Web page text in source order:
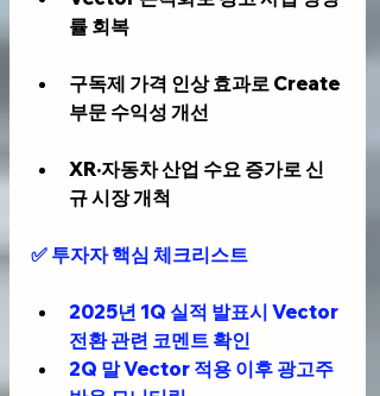
률 회복
구독제 가격 인상 효과로 Create
부문 수익성 개선
XR·자동차 산업 수요 증가로 신
규 시장 개척
✅ 투자자 핵심 체크리스트
2025년 1Q 실적 발표시 Vector
전환 관련 코멘트 확인
2Q 말 Vector 적용 이후 광고주